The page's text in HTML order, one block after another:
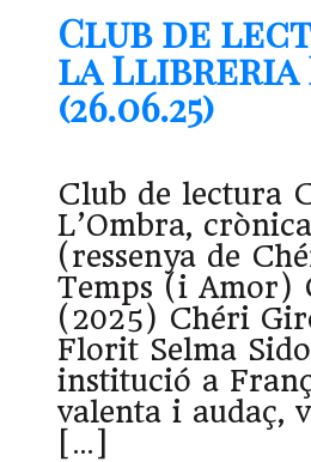
Club de
la Llibreria
(26.06.25)
Club de lectura
L’Ombra,
(ressenya de
Temps (i Amor)
(2025) Chéri
Florit Selma
institució a
valenta i audaç,
[…]